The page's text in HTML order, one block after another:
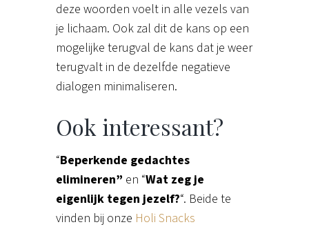
deze woorden voelt in alle vezels van
je lichaam. Ook zal dit de kans op een
mogelijke terugval de kans dat je weer
terugvalt in de dezelfde negatieve
dialogen minimaliseren.
Ook interessant?
“Beperkende gedachtes
elimineren” en “Wat zeg je
eigenlijk tegen jezelf?“. Beide te
vinden bij onze Holi Snacks